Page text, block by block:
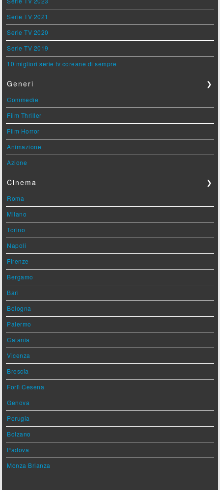
Serie TV 2021
Serie TV 2020
Serie TV 2019
10 migliori serie tv coreane di sempre
Generi ❯
Commedie
Film Thriller
Film Horror
Animazione
Azione
Cinema ❯
Roma
Milano
Torino
Napoli
Firenze
Bergamo
Bari
Bologna
Palermo
Catania
Vicenza
Brescia
Forlì Cesena
Genova
Perugia
Bolzano
Padova
Monza Brianza